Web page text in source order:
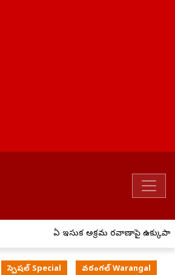
ఏపీ ఇసుక అక్రమ రవాణాపై
స్పెషల్ Special
వరంగల్ Warangal